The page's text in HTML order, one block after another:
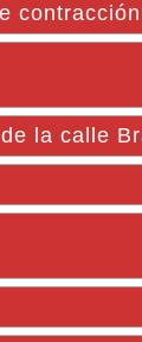
contracción
la calle